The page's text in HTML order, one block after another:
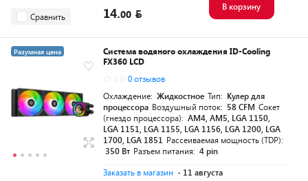
Сравнить 14.00
В корзину
Разумная цена
Система водяного охлаждения ID-Cooling
FX360 LCD
0 отзывов
Охлаждение: Жидкостное Тип: Кулер для
процессора Воздушный поток: 58 CFM Сокет
(гнездо процессора): AM4, AM5, LGA 1150,
LGA 1151, LGA 1155, LGA 1156, LGA 1200, LGA
1700, LGA 1851 Рассеиваемая мощность (TDP):
350 Вт Разъем питания: 4 pin
Заказать в магазин - 11 августа